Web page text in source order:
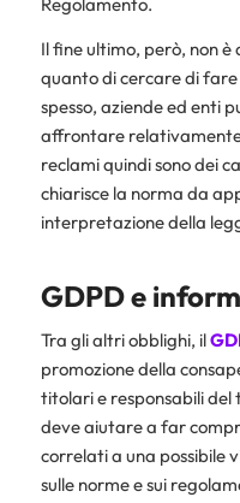
Il fine ultimo, però, non è
quanto di cercare di
spesso, aziende ed enti
affrontare
reclami quindi sono dei
chiarisce la norma da
interpretazione della
GDPD e
Tra gli altri obblighi, il
promozione della
titolari e responsabili
deve aiutare a far
correlati a una possibile
sulle norme e sui